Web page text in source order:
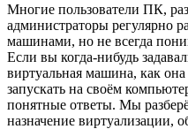
Многие пользователи ПК,
администраторы регулярно
машинами, но не всегда
Если вы когда-нибудь
виртуальная машина, как
запускать на своём
понятные ответы. Мы
назначение виртуализации,